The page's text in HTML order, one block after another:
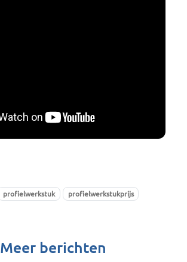
profielwerkstuk profielwerkstukprijs
Meer berichten